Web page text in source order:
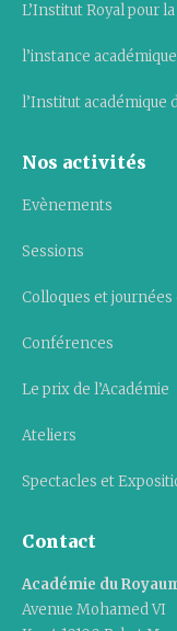
L’Institut Royal pour
l’instance
l’Institut académique
Nos activités
Evènements
Sessions
Colloques et journées
Conférences
Le prix de l’Académie
Ateliers
Spectacles et
Contact
Académie du
Avenue Mohamed VI